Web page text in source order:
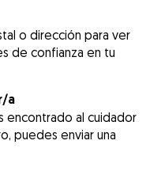
o dirección para ver
de confianza en tu
a
encontrado al cuidador
puedes enviar una